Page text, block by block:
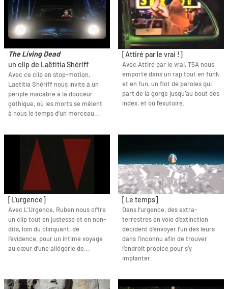
The Living Dead
un clip de Laëtitia Shériff
Avec ce clip en stop-motion,
Laetitia Shériff nous invite à un
périple macabre à la douceur
gothique, où les morts se mêlent
à nous le temps d’un morceau...
[Attiré par le vrai !]
Avec Attiré par le vrai, T5A nous
emporte dans un rap tout en funk
et en fun, un flot de paroles qui
part de la gorge jusqu’au bout des
index, et où l’exutoire.
[L’urgence]
Avec L’Urgence, Ruben nous offre
un clip tout en justesse et en non-
dits, loin du clinquant, de
l’évidence, pour un intime voyage
au cœur d’une allégorie de...
[Le temps]
Dans l’urgence, des extra-
terrestres en voie d’extinction
décident d’envoyer l’un des leurs
dans l’inconnu afin de trouver
l’endroit propice pour s’y
implanter.